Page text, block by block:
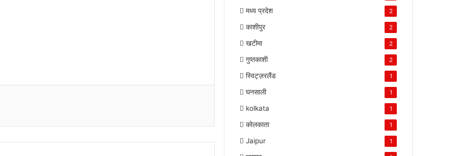
मध्य प्रदेश 2
काशीपुर 2
खटीमा 2
गुप्तकाशी 2
स्विट्ज़रलैंड 1
घनसाली 1
kolkata 1
कोलकाता 1
Jaipur 1